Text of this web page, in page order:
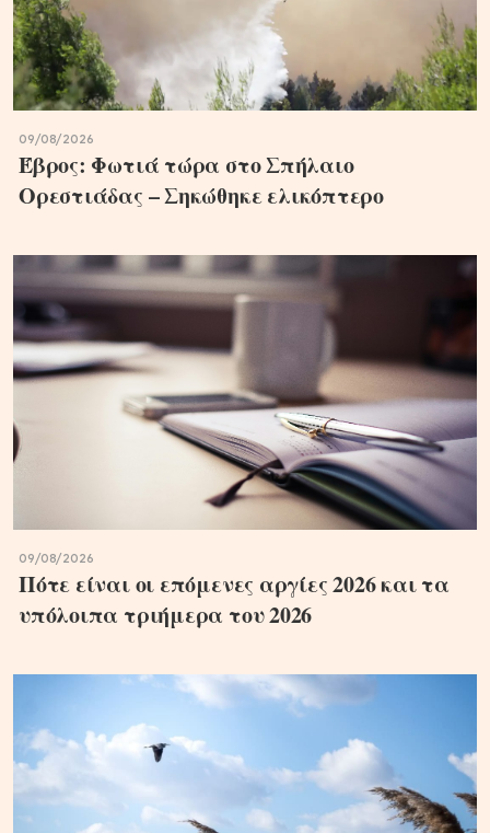
09/08/2026
Έβρος: Φωτιά τώρα στο Σπήλαιο
Ορεστιάδας – Σηκώθηκε ελικόπτερο
09/08/2026
Πότε είναι οι επόμενες αργίες 2026 και τα
υπόλοιπα τριήμερα του 2026